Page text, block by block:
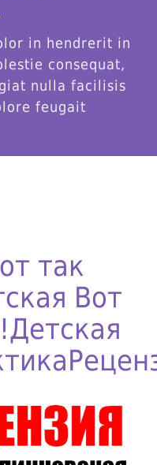
in hendrerit in
consequat,
nulla facilisis
feugait
так
Вот
Детская